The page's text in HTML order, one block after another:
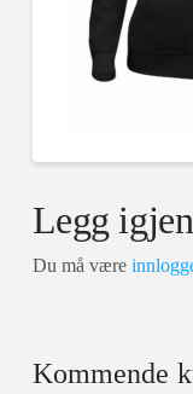
Legg
Du må være
Kommende